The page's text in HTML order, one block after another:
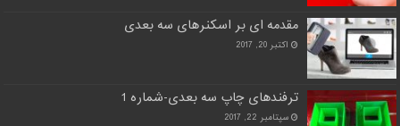
مقدمه ای بر اسکنرهای سه بعدی
اکتبر 20, 2017
ترفندهای چاپ سه بعدی-شماره 1
سپتامبر 22, 2017